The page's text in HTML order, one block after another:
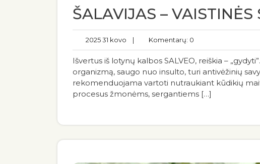
ŠALAVIJAS – VAISTINĖS
2025 31 kovo | Komentarų: 0
Išvertus iš lotynų kalbos SALVEO, reiškia –
organizmą, saugo nuo insulto, turi antivėžinių
rekomenduojama vartoti nutraukiant kūdikių
procesus žmonėms, sergantiems […]